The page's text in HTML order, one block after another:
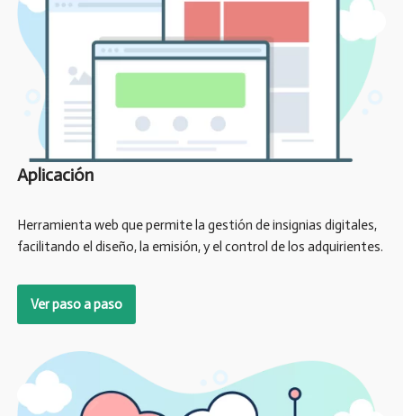
Aplicación
Herramienta web que permite la gestión de insignias digitales,
facilitando el diseño, la emisión, y el control de los adquirientes.
Ver paso a paso